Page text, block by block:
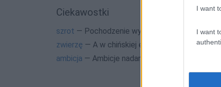
I want
I want
Ciekawostki
szrot — Pochodzenie wyrazu
zwierzę — A w chińskiej encyklopedii...
ambicja — Ambicje nadambitnych